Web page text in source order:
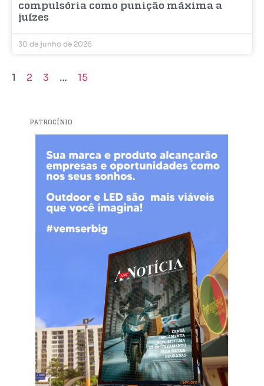
compulsória como punição máxima a
juízes
30 de junho de 2026
1 2 3 … 15
PATROCÍNIO